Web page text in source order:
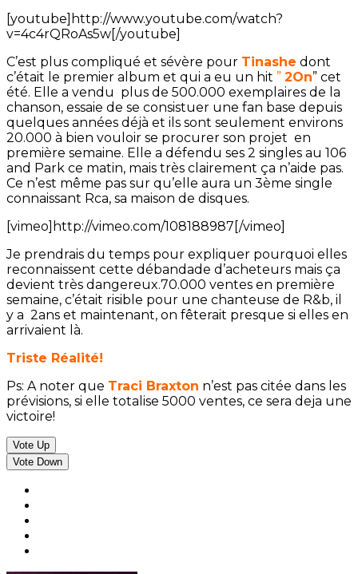
[youtube]http://www.youtube.com/watch?
v=4c4rQRoAs5w[/youtube]
C’est plus compliqué et sévère pour Tinashe dont
c’était le premier album et qui a eu un hit ” 2On” cet
été. Elle a vendu plus de 500.000 exemplaires de la
chanson, essaie de se consistuer une fan base depuis
quelques années déjà et ils sont seulement environs
20.000 à bien vouloir se procurer son projet en
première semaine. Elle a défendu ses 2 singles au 106
and Park ce matin, mais très clairement ça n’aide pas.
Ce n’est même pas sur qu’elle aura un 3ème single
connaissant Rca, sa maison de disques.
[vimeo]http://vimeo.com/108188987[/vimeo]
Je prendrais du temps pour expliquer pourquoi elles
reconnaissent cette débandade d’acheteurs mais ça
devient très dangereux.70.000 ventes en première
semaine, c’était risible pour une chanteuse de R&b, il
y a 2ans et maintenant, on fêterait presque si elles en
arrivaient là.
Triste Réalité!
Ps: A noter que Traci Braxton n’est pas citée dans les
prévisions, si elle totalise 5000 ventes, ce sera deja une
victoire!
Vote Up
Vote Down